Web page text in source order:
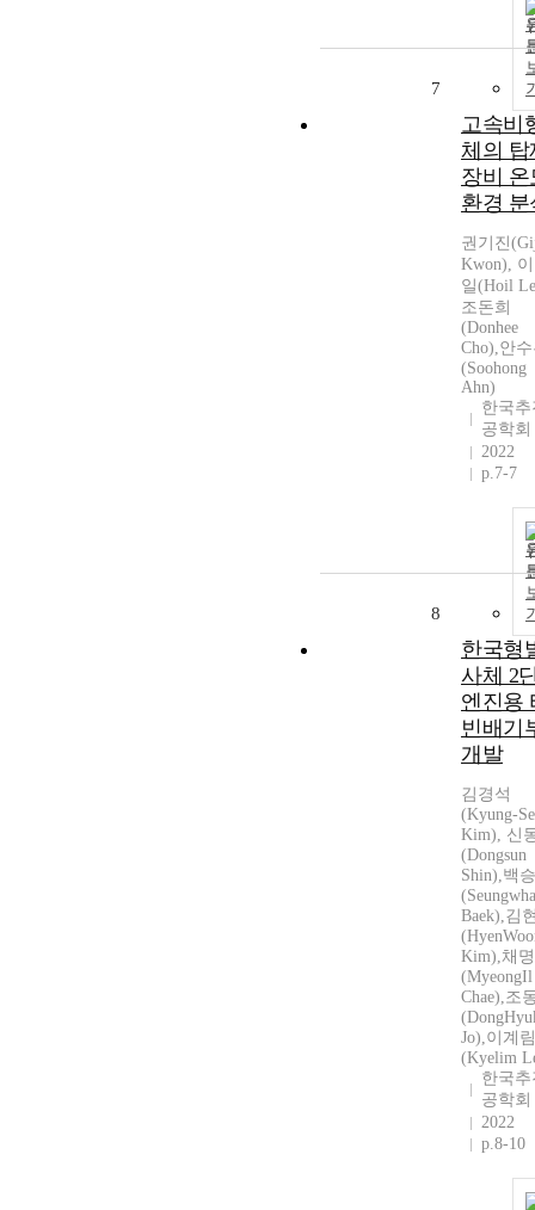
7
고속비
체의 탑
장비 온
환경 분
권기진
Kwon),
일(Hoil
조돈희
(Donhee
Cho),안
(Soohong
Ahn)
한국추
공학회
2022
p.7-7
8
한국형
사체 2
엔진용
빈배기
개발
김경석
(Kyung-
Kim), 신
(Dongsun
Shin),백
Baek),김
Kim),채
(MyeongIl
Chae),조
Jo),이계림
(Kyelim
한국추
공학회
2022
p.8-10